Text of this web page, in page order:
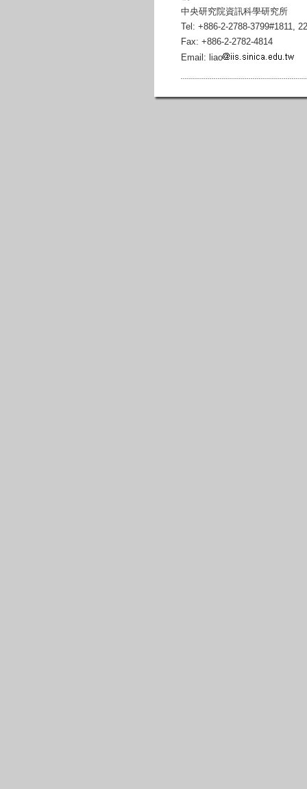
中央研究院資訊科學研究所
Tel: +886-2-2788-3799#1811,
Fax: +886-2-2782-4814
Email: liao